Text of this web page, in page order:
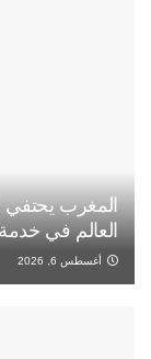
المغرب يحتفي
العالم في خدمة
أغسطس 6, 2026